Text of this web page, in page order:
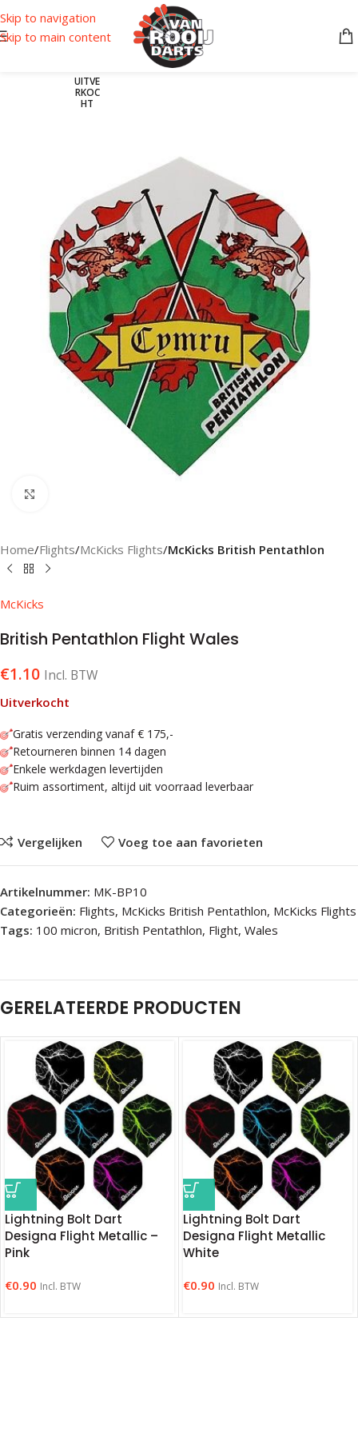
Skip to navigation
Skip to main content
UITVE
RKOC
HT
Home Flights McKicks Flights McKicks British Pentathlon
McKicks
British Pentathlon Flight Wales
€1.10 Incl. BTW
Uitverkocht
Gratis verzending vanaf € 175,-
Retourneren binnen 14 dagen
Enkele werkdagen levertijden
Ruim assortiment, altijd uit voorraad leverbaar
Vergelijken Voeg toe aan favorieten
Artikelnummer: MK-BP10
Categorieën: Flights, McKicks British Pentathlon, McKicks Flights
Tags: 100 micron, British Pentathlon, Flight, Wales
GERELATEERDE PRODUCTEN
Lightning Bolt Dart
Designa Flight Metallic –
Pink
€0.90 Incl. BTW
Lightning Bolt Dart
Designa Flight Metallic
White
€0.90 Incl. BTW